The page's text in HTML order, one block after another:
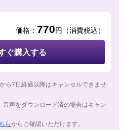
価格： 770円（消費税込）
ぐ購入する
ら7日経過以降はキャンセルできませ
声をダウンロード済の場合はキャン
らからご確認いただけます。